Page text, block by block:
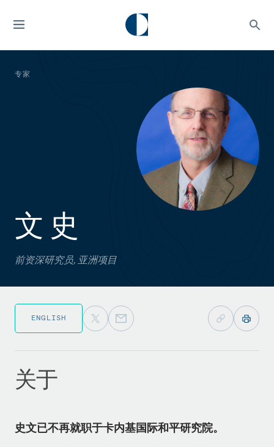
专家
文 史
前资深研究员, 亚洲项目
ENGLISH
关于
史文已不再就职于卡内基国际和平研究院。